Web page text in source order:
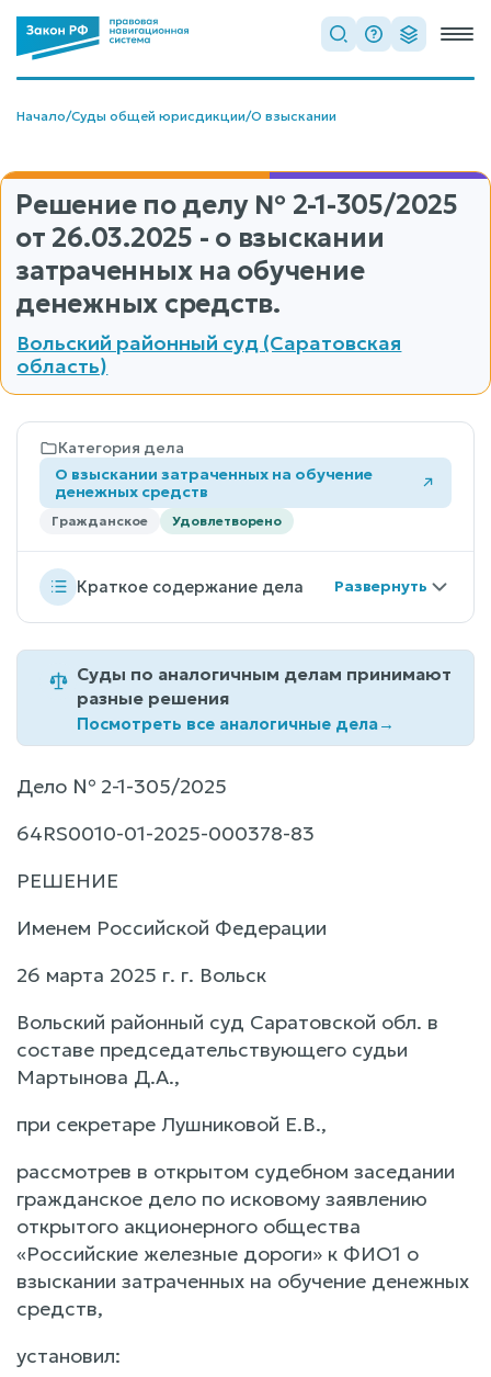
Начало/Суды общей юрисдикции/О взыскании
Решение по делу № 2-1-305/2025
от 26.03.2025 - о взыскании
затраченных на обучение
денежных средств.
Вольский районный суд (Саратовская
область)
Категория дела
О взыскании затраченных на обучение
денежных средств
Гражданское Удовлетворено
Краткое содержание дела
Суды по аналогичным делам принимают
разные решения
Посмотреть все аналогичные дела→
Дело № 2-1-305/2025
64RS0010-01-2025-000378-83
РЕШЕНИЕ
Именем Российской Федерации
26 марта 2025 г. г. Вольск
Вольский районный суд Саратовской обл. в
составе председательствующего судьи
Мартынова Д.А.,
при секретаре Лушниковой Е.В.,
рассмотрев в открытом судебном заседании
гражданское дело по исковому заявлению
открытого акционерного общества
«Российские железные дороги» к ФИО1 о
взыскании затраченных на обучение денежных
средств,
установил: